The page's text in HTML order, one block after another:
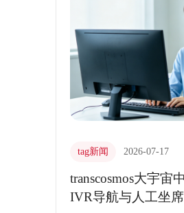
tag新闻 2026-07-17
transcosmos大宇宙
IVR导航与人工坐